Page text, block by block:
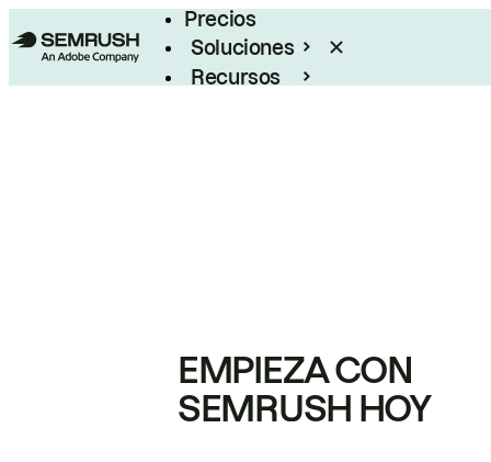
Precios
Soluciones
Recursos
EMPIEZA CON
SEMRUSH HOY